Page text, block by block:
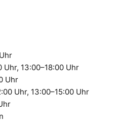
Uhr, 13:00–18:00 Uhr
Uhr
Uhr, 13:00–15:00 Uhr